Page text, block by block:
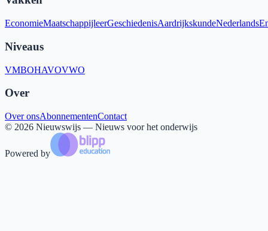
EconomieMaatschappijleerGeschiedenisAardrijkskundeNederlands
Niveaus
VMBOHAVOVWO
Over
Over onsAbonnementenContact
© 2026 Nieuwswijs — Nieuws voor het onderwijs
Powered by